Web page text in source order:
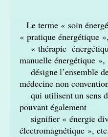
Le terme « soin
« pratique énergétique »,
« thérapie
manuelle énergétique »,
désignel’ensemble
médecine non
qui utilisentun sens
pouvant également
signifier « énergie
électromagnétique », etc.